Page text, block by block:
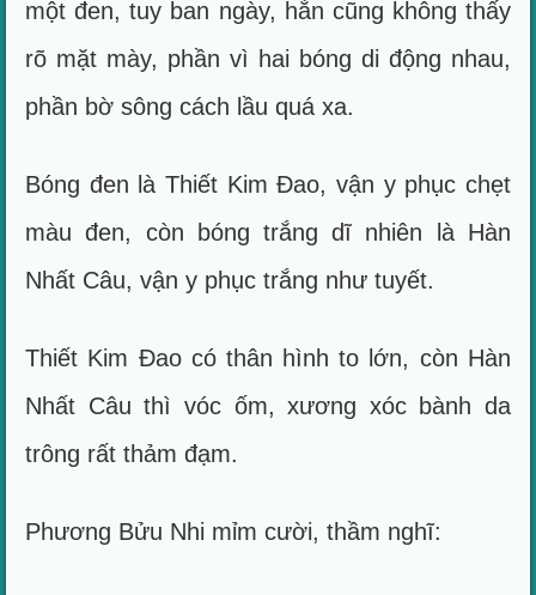
một đen, tuy ban ngày, hắn cũng không thấy
rõ mặt mày, phần vì hai bóng di động nhau,
phần bờ sông cách lầu quá xa.
Bóng đen là Thiết Kim Đao, vận y phục chẹt
màu đen, còn bóng trắng dĩ nhiên là Hàn
Nhất Câu, vận y phục trắng như tuyết.
Thiết Kim Đao có thân hình to lớn, còn Hàn
Nhất Câu thì vóc ốm, xương xóc bành da
trông rất thảm đạm.
Phương Bửu Nhi mỉm cười, thầm nghĩ: